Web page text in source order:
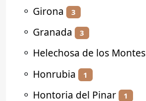
⚬ Girona 3
⚬ Granada 3
⚬ Helechosa de los Montes
⚬ Honrubia 1
⚬ Hontoria del Pinar 1